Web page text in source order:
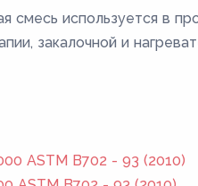
смесь используется в
закалочной и
ASTM B702 - 93 (2010)